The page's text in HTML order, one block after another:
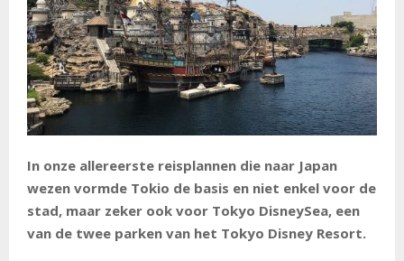
In onze allereerste reisplannen die naar Japan
wezen vormde Tokio de basis en niet enkel voor de
stad, maar zeker ook voor Tokyo DisneySea, een
van de twee parken van het Tokyo Disney Resort.